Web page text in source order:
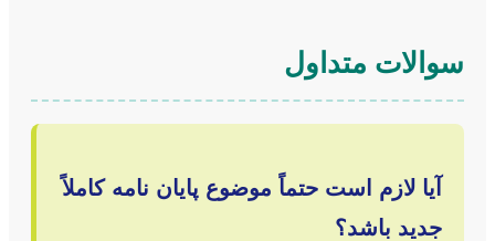
سوالات متداول
آیا لازم است حتماً موضوع پایان نامه کاملاً
جدید باشد؟